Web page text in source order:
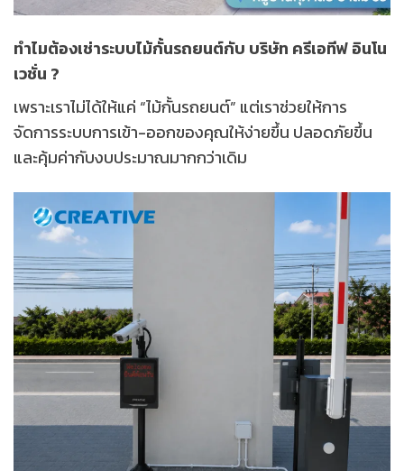
ทำไมต้องเช่าระบบไม้กั้นรถยนต์กับ บริษัท ครีเอทีฟ อินโน
เวชั่น ?
เพราะเราไม่ได้ให้แค่ “ไม้กั้นรถยนต์” แต่เราช่วยให้การ
จัดการระบบการเข้า-ออกของคุณให้ง่ายขึ้น ปลอดภัยขึ้น
และคุ้มค่ากับงบประมาณมากกว่าเดิม